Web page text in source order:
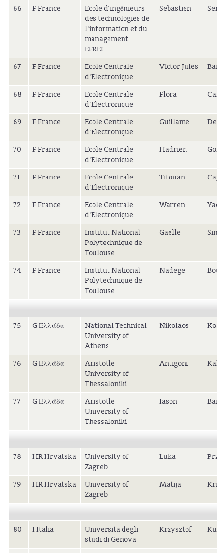
66 F France
Ecole d'ingénieurs
des technologies de
l'information et du
management -
EFREI
Sebastien
67 F France
Ecole Centrale
d'Electronique
Victor Jules
68 F France
Ecole Centrale
d'Electronique
Flora
69 F France
Ecole Centrale
d'Electronique
Guillame
70 F France
Ecole Centrale
d'Electronique
Hadrien
71 F France
Ecole Centrale
d'Electronique
Titouan
72 F France
Ecole Centrale
d'Electronique
Warren
73 F France
Institut National
Polytechnique de
Toulouse
Gaelle
74 F France
Institut National
Polytechnique de
Toulouse
Nadege
75 G Ελλάδα
National Technical
University of
Athens
Nikolaos
76 G Ελλάδα
Aristotle
University of
Thessaloniki
Antigoni
77 G Ελλάδα
Aristotle
University of
Thessaloniki
Iason
78 HR Hrvatska
University of
Zagreb
Luka
79 HR Hrvatska
University of
Zagreb
Matija
80 I Italia
Universita degli
studi di Genova
Krzysztof